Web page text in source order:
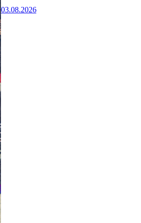
03.08.2026